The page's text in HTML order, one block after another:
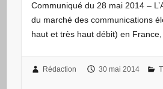
Communiqué du 28 mai 2014 –
du marché des communications
haut et très haut débit) en
Rédaction 30 mai 2014